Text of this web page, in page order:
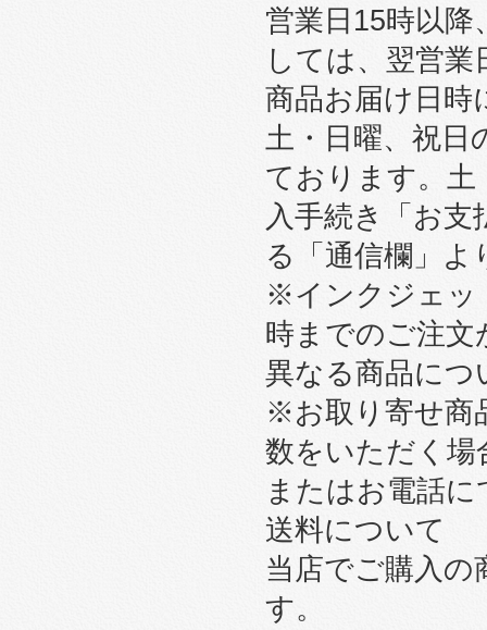
営業日15時以
しては、翌営
商品お届け日時
土・日曜、祝日
ております。土
入手続き「お
る「通信欄」
※インクジェッ
時までのご注文
異なる商品につ
※お取り寄せ商
数をいただく場
またはお電話
送料について
当店でご購入の
す。